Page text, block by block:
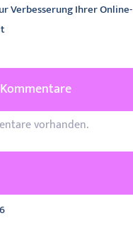
Verbesserung Ihrer Online-
vorhanden.